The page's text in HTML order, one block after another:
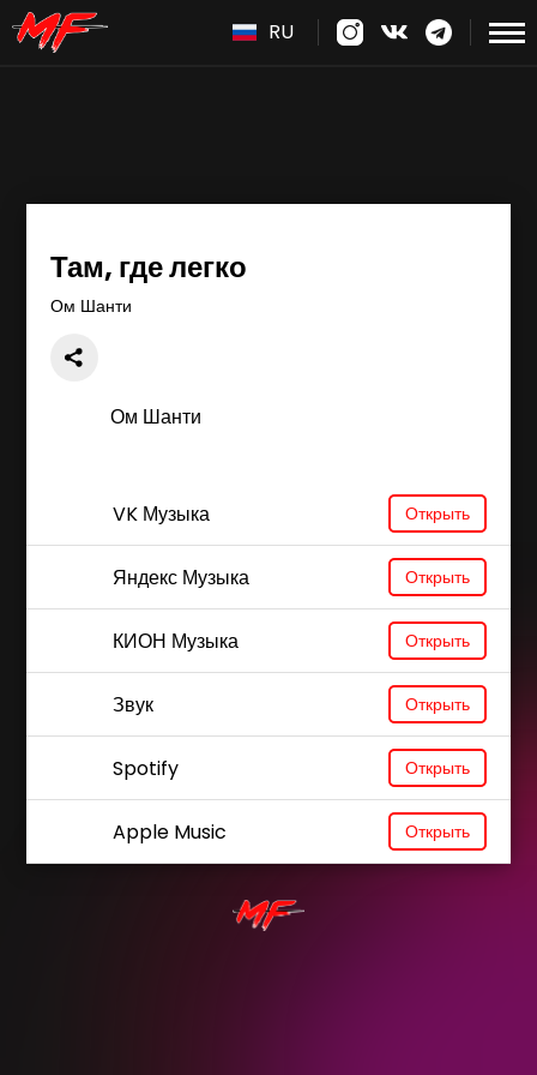
RU
Там, где легко
Ом Шанти
Ом Шанти
VK Музыка Открыть
Яндекс Музыка Открыть
КИОН Музыка Открыть
Звук Открыть
Spotify Открыть
Apple Music Открыть